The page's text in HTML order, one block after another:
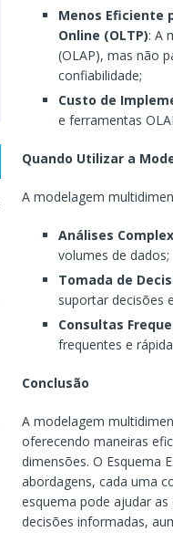
Menos Eficiente
Online (OLTP): A
(OLAP), mas não
confiabilidade;
Custo de
e ferramentas
Quando Utilizar a
A modelagem
Análises
volumes de dados;
Tomada de
suportar decisões
Consultas
frequentes e
Conclusão
A modelagem
oferecendo maneiras
dimensões. O Esquema
abordagens, cada uma
esquema pode ajudar
decisões informadas,